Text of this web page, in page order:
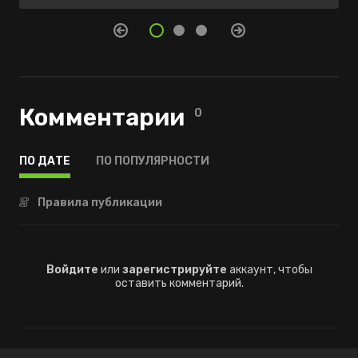
Комментарии 0
ПО ДАТЕ ПО ПОПУЛЯРНОСТИ
Правила публикации
Войдите или зарегистрируйте аккаунт, чтобы
оставить комментарий.